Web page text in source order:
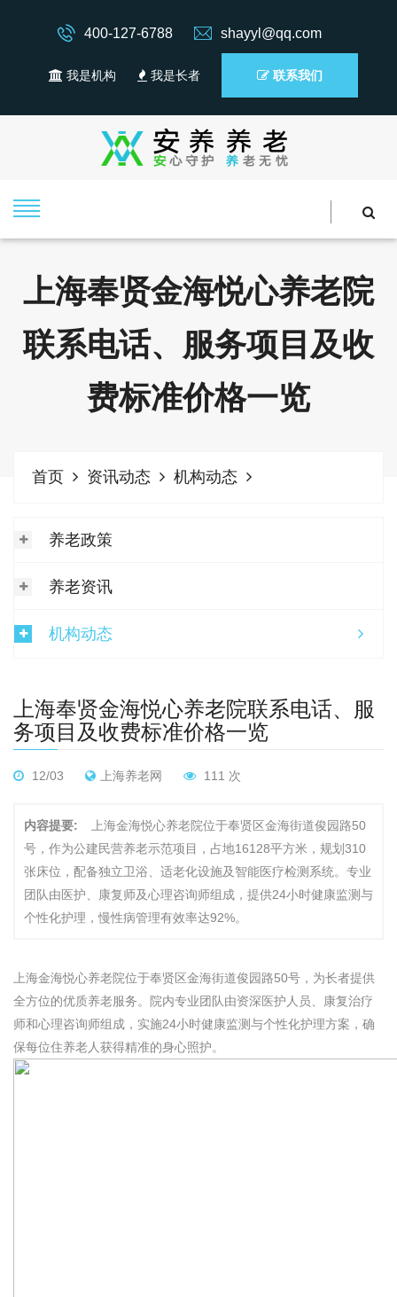
400-127-6788 shayyl@qq.com
我是机构 我是长者 联系我们
上海奉贤金海悦心养老院
联系电话、服务项目及收
费标准价格一览
首页 资讯动态 机构动态
养老政策
养老资讯
机构动态
上海奉贤金海悦心养老院联系电话、服
务项目及收费标准价格一览
12/03 上海养老网 111 次
内容提要:
上海金海悦心养老院位于奉贤区金海街道俊园路50
号，作为公建民营养老示范项目，占地16128平方米，规划310
张床位，配备独立卫浴、适老化设施及智能医疗检测系统。专业
团队由医护、康复师及心理咨询师组成，提供24小时健康监测与
个性化护理，慢性病管理有效率达92%。
上海金海悦心养老院位于奉贤区金海街道俊园路50号，为长者提供
全方位的优质养老服务。院内专业团队由资深医护人员、康复治疗
师和心理咨询师组成，实施24小时健康监测与个性化护理方案，确
保每位住养老人获得精准的身心照护。